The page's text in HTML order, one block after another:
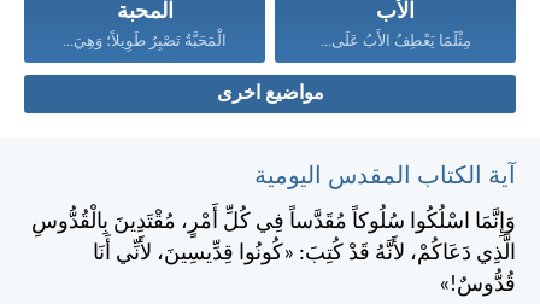
الأب
مِثْلَمَا يَعْطِفُ الأَبُ عَلَى...
المحبة
الْمَحَبَّةُ تَصْبِرُ طَوِيلاً؛ وَهِيَ...
مواضيع اخرى
آية الكتاب المقدس اليومية
وَإِنَّمَا اسْلُكُوا سُلُوكاً مُقَدَّساً فِي كُلِّ أَمْرٍ، مُقْتَدِينَ بِالْقُدُّوسِ
الَّذِي دَعَاكُمْ، لأَنَّهُ قَدْ كُتِبَ: «كُونُوا قِدِّيسِينَ، لأَنِّي أَنَا
قُدُّوسٌ!»